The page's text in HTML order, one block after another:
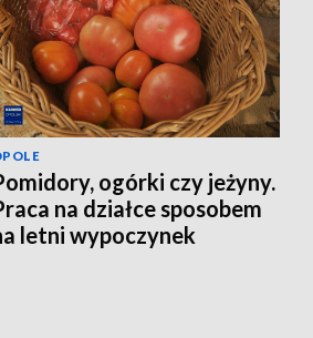
ogórki czy jeżyny.
na działce sposobem
letni wypoczynek